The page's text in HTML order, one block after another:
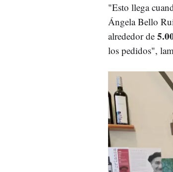
"Esto llega
Ángela Bello
alrededor de
los pedidos",